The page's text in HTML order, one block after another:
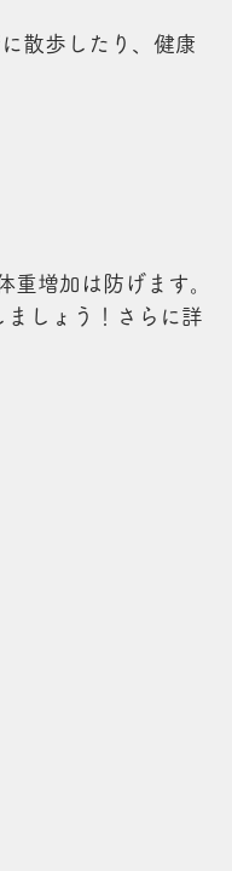
散歩したり、健康
重増加は防げます。
しょう！さらに詳